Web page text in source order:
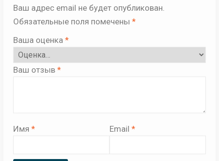
Ваш адрес email не будет опубликован.
Обязательные поля помечены *
Ваша оценка *
Ваш отзыв *
Имя * Email *